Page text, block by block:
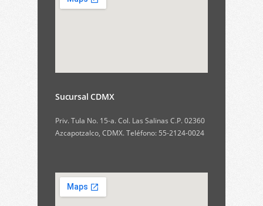
Sucursal CDMX
Priv. Tula No. 15-a. Col. Las Salinas C.P. 02360
Azcapotzalco, CDMX. Teléfono: 55-2124-0024